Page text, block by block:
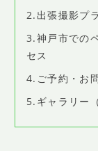
提携カメラマ
2.出張撮影プ
3.神戸市での
セス
4.ご予約・お
5.ギャラリー